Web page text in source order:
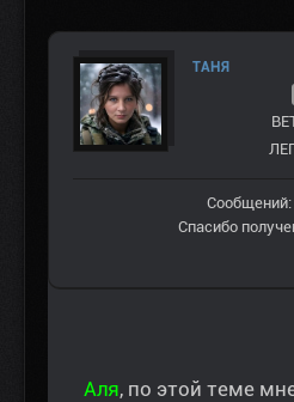
ТАНЯ
Сообщений:
Спасибо
Аля, по этой теме